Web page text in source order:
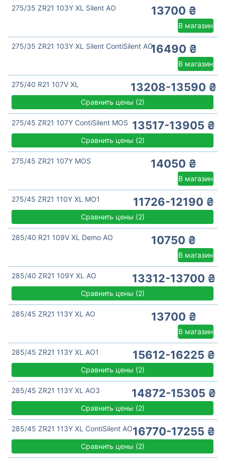
275/35 ZR21 103Y XL Silent AO 13700 ₴
В магазин
275/35 ZR21 103Y XL Silent ContiSilent AO16490 ₴
В магазин
275/40 R21 107V XL 13208-13590 ₴
Сравнить цены (2)
275/45 ZR21 107Y ContiSilent MOS 13517-13905 ₴
Сравнить цены (2)
275/45 ZR21 107Y MOS 14050 ₴
В магазин
275/45 ZR21 110Y XL MO1 11726-12190 ₴
Сравнить цены (2)
285/40 R21 109V XL Demo AO 10750 ₴
В магазин
285/40 ZR21 109Y XL AO 13312-13700 ₴
Сравнить цены (2)
285/45 ZR21 113Y XL AO 13700 ₴
В магазин
285/45 ZR21 113Y XL AO1 15612-16225 ₴
Сравнить цены (2)
285/45 ZR21 113Y XL AO3 14872-15305 ₴
Сравнить цены (2)
285/45 ZR21 113Y XL ContiSilent AO16770-17255 ₴
Сравнить цены (2)